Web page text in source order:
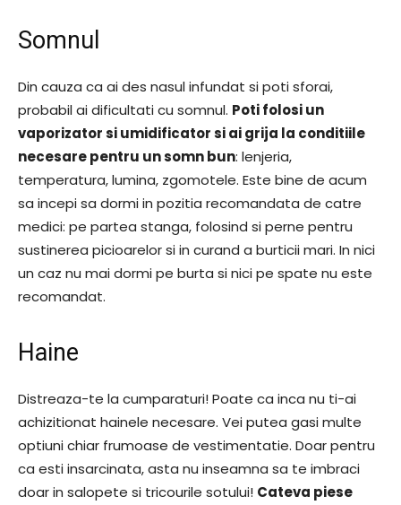
Somnul
Din cauza ca ai des nasul infundat si poti sforai,
probabil ai dificultati cu somnul. Poti folosi un
vaporizator si umidificator si ai grija la conditiile
necesare pentru un somn bun: lenjeria,
temperatura, lumina, zgomotele. Este bine de acum
sa incepi sa dormi in pozitia recomandata de catre
medici: pe partea stanga, folosind si perne pentru
sustinerea picioarelor si in curand a burticii mari. In nici
un caz nu mai dormi pe burta si nici pe spate nu este
recomandat.
Haine
Distreaza-te la cumparaturi! Poate ca inca nu ti-ai
achizitionat hainele necesare. Vei putea gasi multe
optiuni chiar frumoase de vestimentatie. Doar pentru
ca esti insarcinata, asta nu inseamna sa te imbraci
doar in salopete si tricourile sotului! Cateva piese